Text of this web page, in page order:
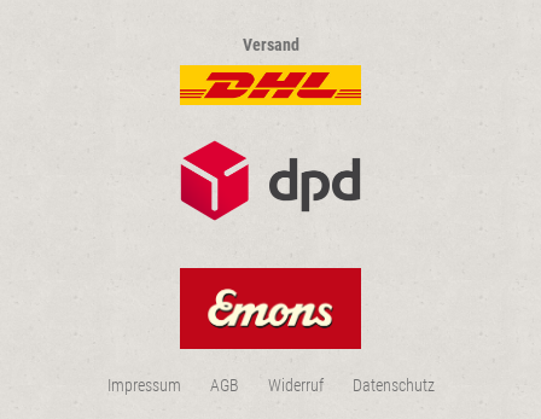
Versand
Impressum AGB Widerruf Datenschutz